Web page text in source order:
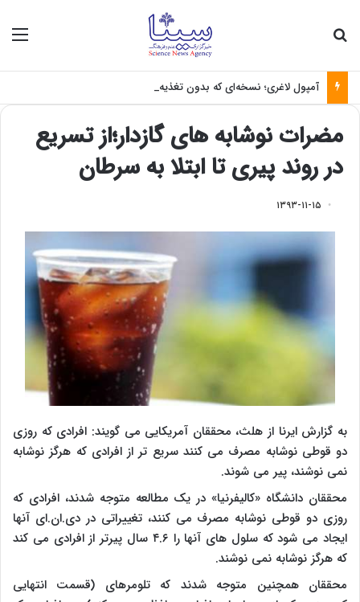
آمپول لاغری؛ نسخه‌ای که بدون تغذیه خطرناک می‌شود
مضرات نوشابه های گازدار؛از تسریع
در روند پیری تا ابتلا به سرطان
۱۳۹۳-۱۱-۱۵
به گزارش ایرنا از هلث، محققان آمریکایی می گویند: افرادی که روزی
دو قوطی نوشابه مصرف می کنند سریع تر از افرادی که هرگز نوشابه
نمی نوشند، پیر می شوند.
محققان دانشگاه «کالیفرنیا» در یک مطالعه متوجه شدند، افرادی که
روزی دو قوطی نوشابه مصرف می کنند، تغییراتی در دی.ان.ای آنها
ایجاد می شود که سلول های آنها را ۴.۶ سال پیرتر از افرادی می کند
که هرگز نوشابه نمی نوشند.
محققان همچنین متوجه شدند که تلومرهای (قسمت انتهایی